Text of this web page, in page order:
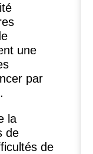
une
par
la
de
de